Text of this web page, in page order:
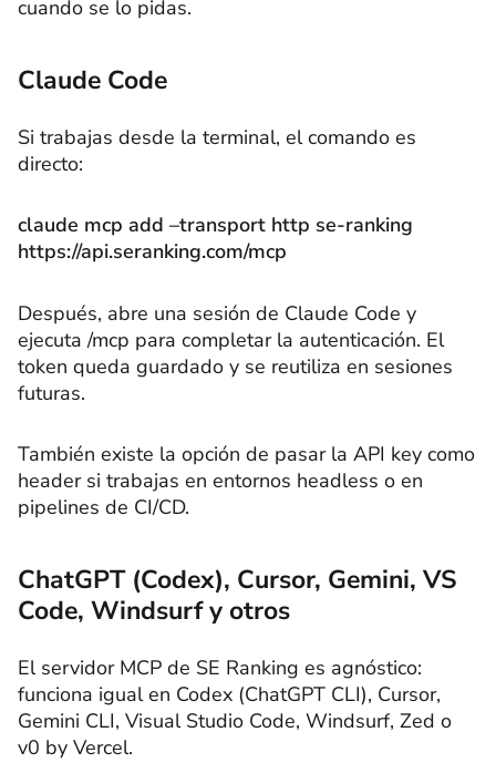
cuando se lo pidas.
Claude Code
Si trabajas desde la terminal, el comando es
directo:
claude mcp add –transport http se-ranking
https://api.seranking.com/mcp
Después, abre una sesión de Claude Code y
ejecuta /mcp para completar la autenticación. El
token queda guardado y se reutiliza en sesiones
futuras.
También existe la opción de pasar la API key como
header si trabajas en entornos headless o en
pipelines de CI/CD.
ChatGPT (Codex), Cursor, Gemini, VS
Code, Windsurf y otros
El servidor MCP de SE Ranking es agnóstico:
funciona igual en Codex (ChatGPT CLI), Cursor,
Gemini CLI, Visual Studio Code, Windsurf, Zed o
v0 by Vercel.